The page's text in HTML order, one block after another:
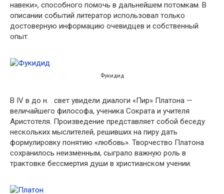
навеки», способного помочь в дальнейшем потомкам. В
описании событий литератор использовал только
достоверную информацию очевидцев и собственный
опыт.
Фукидид
В IV в до н. . свет увидели диалоги «Пир» Платона —
величайшего философа, ученика Сократа и учителя
Аристотеля. Произведение представляет собой беседу
нескольких мыслителей, решивших на пиру дать
формулировку понятию «любовь». Творчество Платона
сохранилось неизменным, сыграло важную роль в
трактовке бессмертия души в христианском учении.